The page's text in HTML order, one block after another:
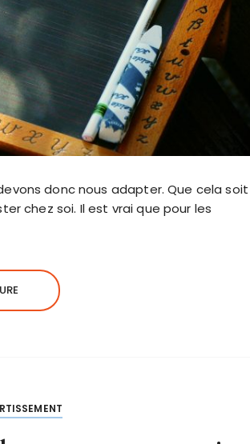
donc nous adapter. Que cela soit
chez soi. Il est vrai que pour les